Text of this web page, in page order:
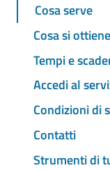
Cosa serve
Cosa si ottiene
Tempi e
Accedi al
Condizioni di
Contatti
Strumenti di